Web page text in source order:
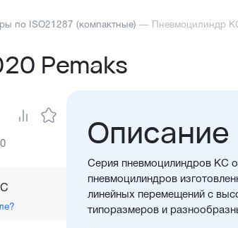
по ISO21287 (компактные) — Пневмоцилиндр
Pemaks
Описание
Серия пневмоцилиндров KС
пневмоцилиндров
линейных перемещений с
типоразмеров и